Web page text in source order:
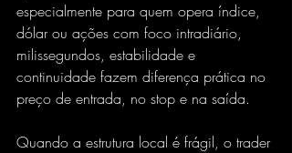
especialmente para quem opera índice,
dólar ou ações com foco intradiário,
milissegundos, estabilidade e
continuidade fazem diferença prática no
preço de entrada, no stop e na saída.
Quando a estrutura local é frágil, o trader